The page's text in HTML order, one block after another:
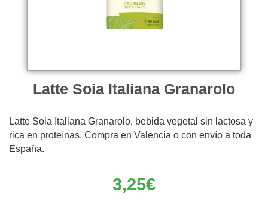
Latte Soia Italiana Granarolo
Latte Soia Italiana Granarolo, bebida vegetal sin lactosa y
rica en proteínas. Compra en Valencia o con envío a toda
España.
3,25€